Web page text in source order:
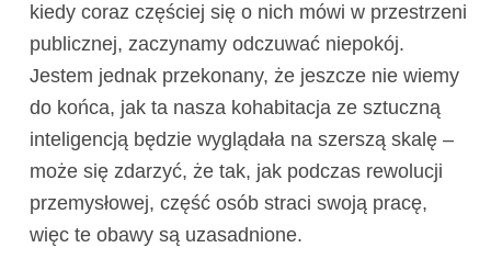
kiedy coraz częściej się o nich mówi w przestrzeni
publicznej, zaczynamy odczuwać niepokój.
Jestem jednak przekonany, że jeszcze nie wiemy
do końca, jak ta nasza kohabitacja ze sztuczną
inteligencją będzie wyglądała na szerszą skalę –
może się zdarzyć, że tak, jak podczas rewolucji
przemysłowej, część osób straci swoją pracę,
więc te obawy są uzasadnione.